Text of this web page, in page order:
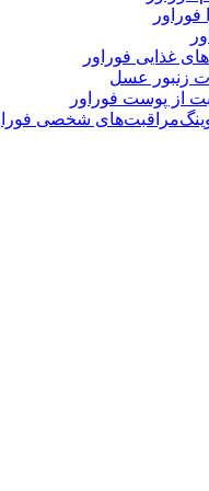
فوراور
غذایی فوراور
زنبور عسل
از پوست فوراور
مراقبت‌های شخصی